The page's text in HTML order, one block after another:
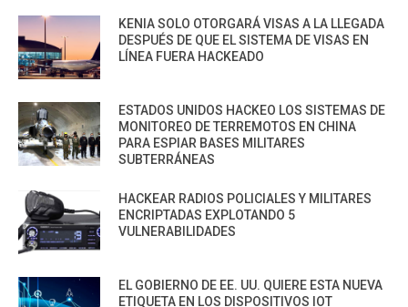
KENIA SOLO OTORGARÁ VISAS A LA LLEGADA
DESPUÉS DE QUE EL SISTEMA DE VISAS EN
LÍNEA FUERA HACKEADO
ESTADOS UNIDOS HACKEO LOS SISTEMAS DE
MONITOREO DE TERREMOTOS EN CHINA
PARA ESPIAR BASES MILITARES
SUBTERRÁNEAS
HACKEAR RADIOS POLICIALES Y MILITARES
ENCRIPTADAS EXPLOTANDO 5
VULNERABILIDADES
EL GOBIERNO DE EE. UU. QUIERE ESTA NUEVA
ETIQUETA EN LOS DISPOSITIVOS IOT